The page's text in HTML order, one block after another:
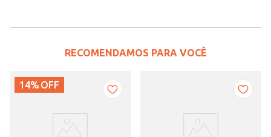
RECOMENDAMOS PARA VOCÊ
14% OFF